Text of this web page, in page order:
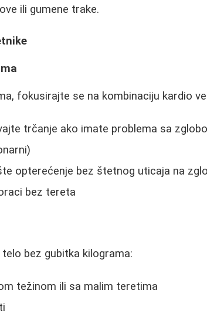
ili gumene trake.
fokusirajte se na kombinaciju kardio
trčanje ako imate problema sa
opterećenje bez štetnog uticaja na
bez tereta
bez gubitka kilograma:
težinom ili sa malim teretima